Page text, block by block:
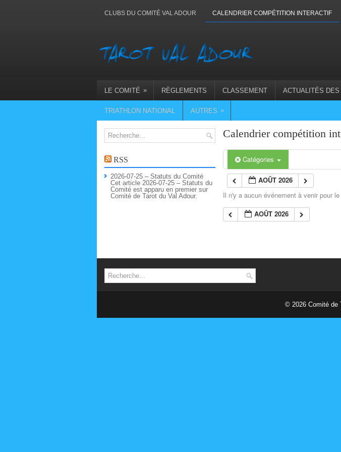
CLUBS DU COMITÉ VAL ADOUR CALENDRIER COMPÉTITION INTERACTIF
LE COMITÉ » RÈGLEMENTS CLASSEMENT ACTUALITÉS DES
TRIATHLON NATIONAL AUTRES »
Calendrier compétition
Catégories
AOÛT 2026
Il n'y a aucun événement à venir pour
AOÛT 2026
RSS
2026-07-25 – Statuts du Comité
Cet article 2026-07-25 – Statuts du
Comité est apparu en premier sur
Comité de Tarot du Val Adour.
© 2026 Comité de